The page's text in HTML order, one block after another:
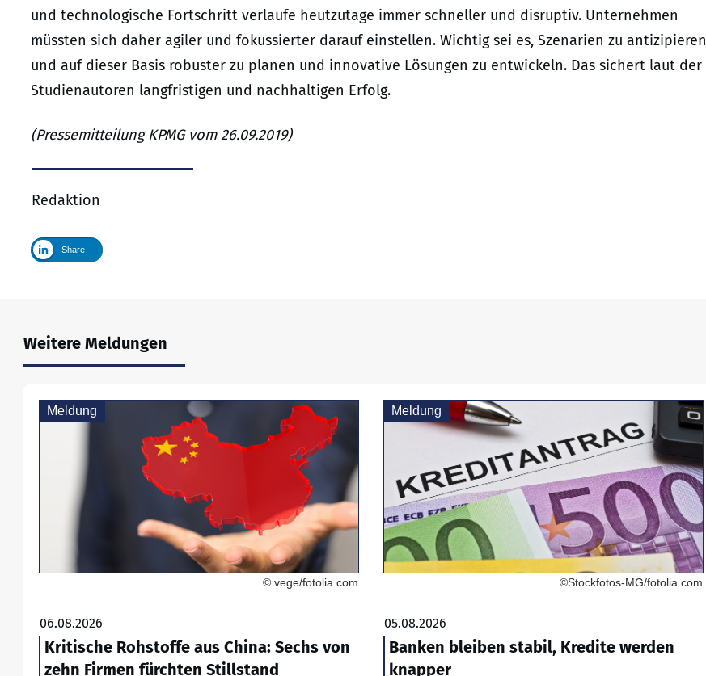
und technologische Fortschritt verlaufe heutzutage immer schneller und disruptiv. Unternehmen
müssten sich daher agiler und fokussierter darauf einstellen. Wichtig sei es, Szenarien zu antizipieren
und auf dieser Basis robuster zu planen und innovative Lösungen zu entwickeln. Das sichert laut der
Studienautoren langfristigen und nachhaltigen Erfolg.
(Pressemitteilung KPMG vom 26.09.2019)
Redaktion
Share
Weitere Meldungen
Meldung
© vege/fotolia.com
06.08.2026
Kritische Rohstoffe aus China: Sechs von
zehn Firmen fürchten Stillstand
Meldung
©Stockfotos-MG/fotolia.com
05.08.2026
Banken bleiben stabil, Kredite werden
knapper